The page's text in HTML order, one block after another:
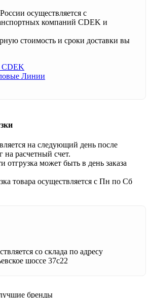
осуществляется с
компаний CDEK и
стоимость и сроки доставки вы
Линии
на следующий день после
на расчетный счет.
отгрузка может быть в день заказа
товара осуществляется с Пн по Сб
со склада по адресу
шоссе 37с22
бренды